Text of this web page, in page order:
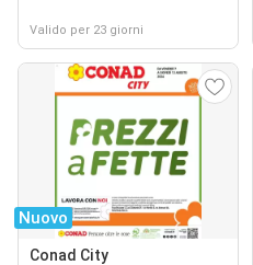
Valido per 23 giorni
Nuovo
Conad City